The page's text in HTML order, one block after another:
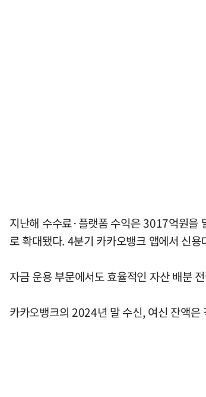
지난해 수수료·플랫폼 수익은 3017억원을
로 확대됐다. 4분기 카카오뱅크 앱에서 신
자금 운용 부문에서도 효율적인 자산 배분
카카오뱅크의 2024년 말 수신, 여신 잔액